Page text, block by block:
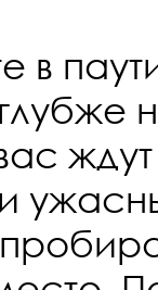
в